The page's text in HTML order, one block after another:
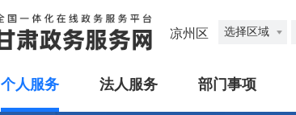
凉州区 选择区域
个人服务 法人服务 部门事项